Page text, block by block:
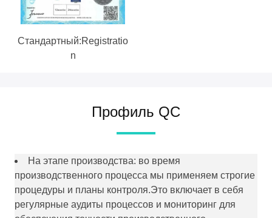
Стандартный:Registratio
n
Профиль QC
На этапе производства: во время
производственного процесса мы применяем строгие
процедуры и планы контроля.Это включает в себя
регулярные аудиты процессов и мониторинг для